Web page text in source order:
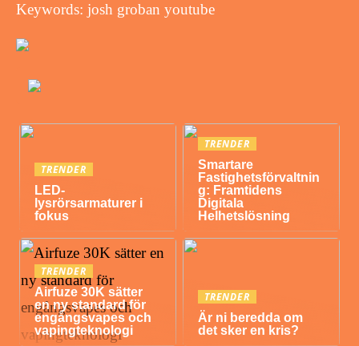
Keywords: josh groban youtube
TRENDER
LED-
lysrörsarmaturer i
fokus
TRENDER
Smartare
Fastighetsförvaltnin
g: Framtidens
Digitala
Helhetslösning
TRENDER
Airfuze 30K sätter
en ny standard för
engångsvapes och
vapingteknologi
TRENDER
Är ni beredda om
det sker en kris?